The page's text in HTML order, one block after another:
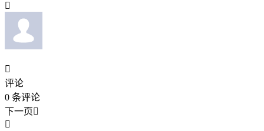


评论
0 条评论
下一页
